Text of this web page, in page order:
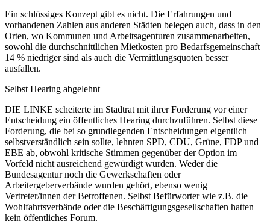
Ein schlüssiges Konzept gibt es nicht. Die Erfahrungen und
vorhandenen Zahlen aus anderen Städten belegen auch, dass in den
Orten, wo Kommunen und Arbeitsagenturen zusammenarbeiten,
sowohl die durchschnittlichen Mietkosten pro Bedarfsgemeinschaft
14 % niedriger sind als auch die Vermittlungsquoten besser
ausfallen.
Selbst Hearing abgelehnt
DIE LINKE scheiterte im Stadtrat mit ihrer Forderung vor einer
Entscheidung ein öffentliches Hearing durchzuführen. Selbst diese
Forderung, die bei so grundlegenden Entscheidungen eigentlich
selbstverständlich sein sollte, lehnten SPD, CDU, Grüne, FDP und
EBE ab, obwohl kritische Stimmen gegenüber der Option im
Vorfeld nicht ausreichend gewürdigt wurden. Weder die
Bundesagentur noch die Gewerkschaften oder
Arbeitergeberverbände wurden gehört, ebenso wenig
Vertreter/innen der Betroffenen. Selbst Befürworter wie z.B. die
Wohlfahrtsverbände oder die Beschäftigungsgesellschaften hatten
kein öffentliches Forum.